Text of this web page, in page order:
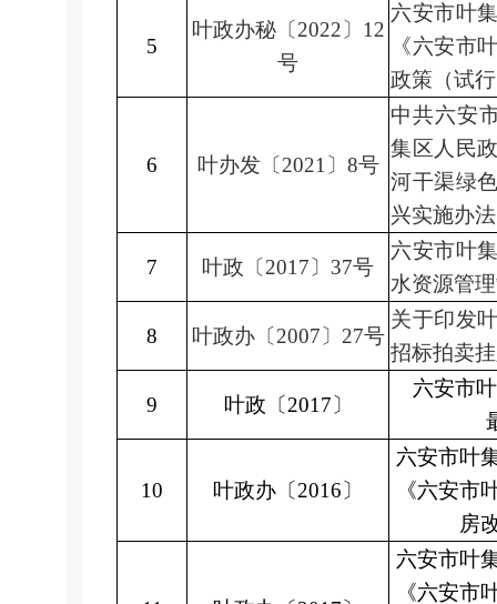
5
叶政办秘〔 2022 〕 12
号
六安市叶
《六安市
政策（试
6 叶办发〔 2021 〕 8号
中共六安
集区人民
河干渠绿
兴实施办
7 叶政〔 2017 〕 37号
六安市叶
水资源管
8 叶政办〔 2007 〕 27号
关于印发
招标拍卖
9 叶政〔 2017 〕
六安市
10 叶政办〔 2016 〕
六安市叶
《六安市
房
六安市叶
《六安市